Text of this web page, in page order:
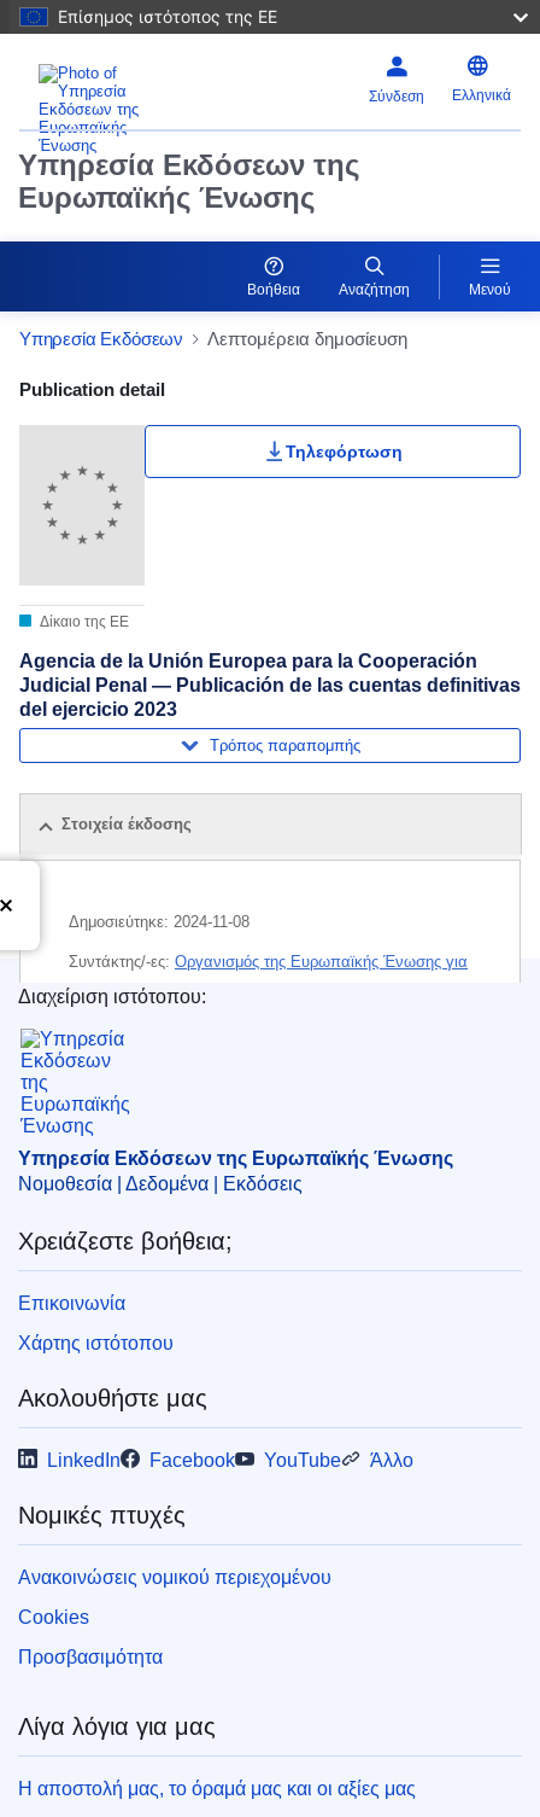
Επίσημος ιστότοπος της ΕΕ
Σύνδεση Ελληνικά
Υπηρεσία Εκδόσεων της
Ευρωπαϊκής Ένωσης
Βοήθεια Αναζήτηση Μενού
Υπηρεσία Εκδόσεων Λεπτομέρεια δημοσίευση
Publication Detail Actions Portlet
Publication detail
Δίκαιο της ΕΕ
Τηλεφόρτωση
Agencia de la Unión Europea para la Cooperación
Judicial Penal — Publicación de las cuentas definitivas
del ejercicio 2023
Τρόπος παραπομπής
Στοιχεία έκδοσης
Δημοσιεύτηκε: 2024-11-08
Συντάκτης/-ες: Οργανισμός της Ευρωπαϊκής Ένωσης για
τη Συνεργασία στον Τομέα της Ποινικής Δικαιοσύνης
Θέμα:
CELEX : 52024XX06541
ELI :C/2024/6541/oj
OJ : C_202406541
Υπηρεσία Εκδόσεων της Ευρωπαϊκής Ένωσης
Διαχείριση ιστότοπου:
Υπηρεσία Εκδόσεων της Ευρωπαϊκής Ένωσης
Νομοθεσία | Δεδομένα | Εκδόσεις
Χρειάζεστε βοήθεια;
Επικοινωνία
Χάρτης ιστότοπου
Ακολουθήστε μας
LinkedIn Facebook YouTube Άλλο
Νομικές πτυχές
Ανακοινώσεις νομικού περιεχομένου
Cookies
Προσβασιμότητα
Λίγα λόγια για μας
Η αποστολή μας, το όραμά μας και οι αξίες μας